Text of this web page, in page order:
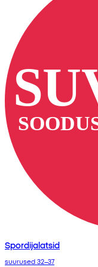
Spordijalatsid
suurused 32–37